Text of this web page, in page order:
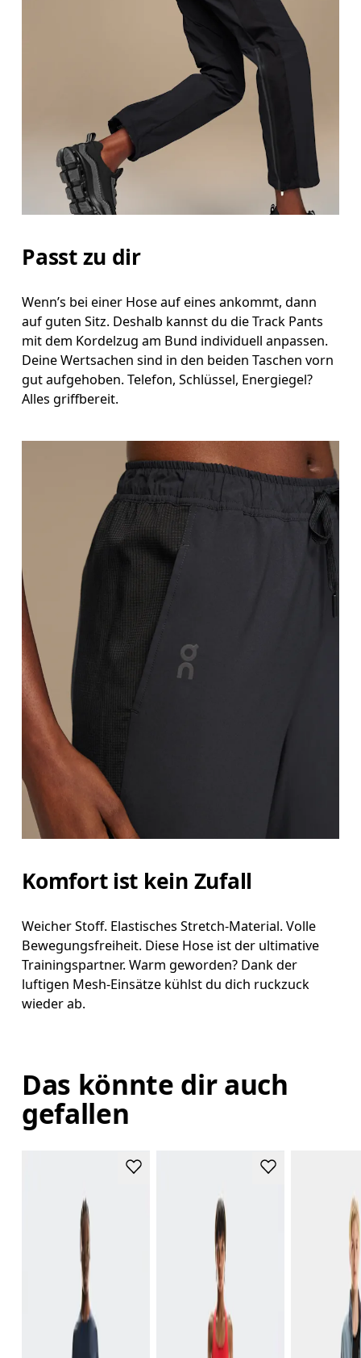
Passt zu dir
Wenn’s bei einer Hose auf eines ankommt, dann
auf guten Sitz. Deshalb kannst du die Track Pants
mit dem Kordelzug am Bund individuell anpassen.
Deine Wertsachen sind in den beiden Taschen vorn
gut aufgehoben. Telefon, Schlüssel, Energiegel?
Alles griffbereit.
Komfort ist kein Zufall
Weicher Stoff. Elastisches Stretch-Material. Volle
Bewegungsfreiheit. Diese Hose ist der ultimative
Trainingspartner. Warm geworden? Dank der
luftigen Mesh-Einsätze kühlst du dich ruckzuck
wieder ab.
Das könnte dir auch
gefallen